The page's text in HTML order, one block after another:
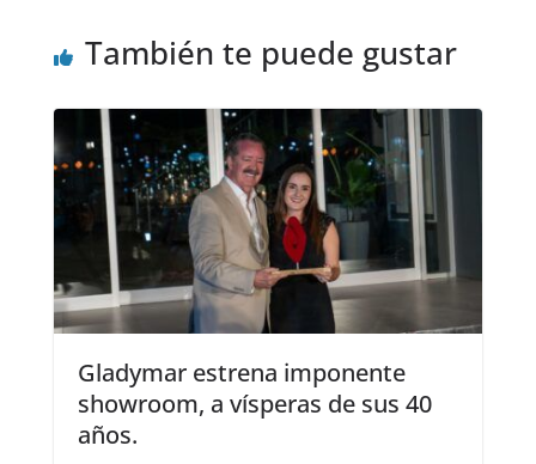
También te puede gustar
Gladymar estrena imponente
showroom, a vísperas de sus 40
años.